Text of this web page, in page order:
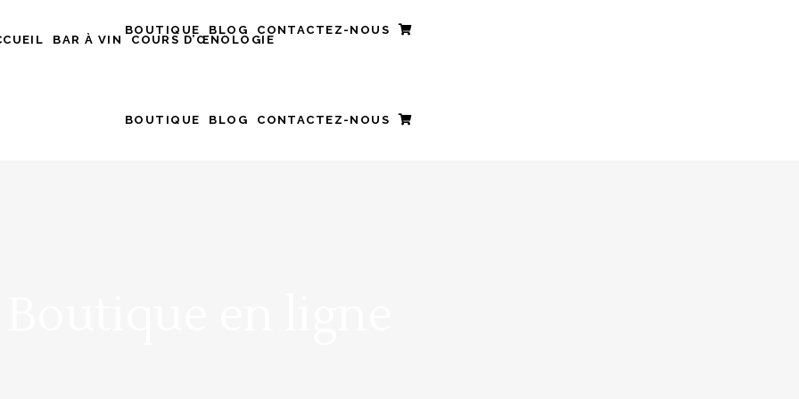
BAR À VIN COURS D’ŒNOLOGIE
BOUTIQUE BLOG CONTACTEZ-NOUS
BOUTIQUE BLOG CONTACTEZ-NOUS